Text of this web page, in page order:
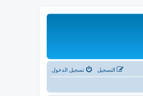
تسجيل الدخول التسجيل